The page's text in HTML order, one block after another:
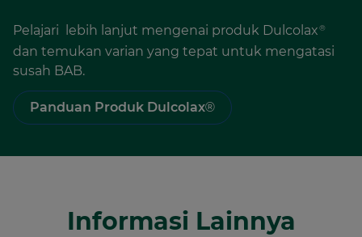
Pelajari lebih lanjut mengenai produk Dulcolax®
dan temukan varian yang tepat untuk mengatasi
susah BAB.
Panduan Produk Dulcolax®
Informasi Lainnya